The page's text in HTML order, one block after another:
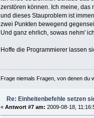
zerstören können. Ich meine, das
und dieses Stauproblem ist
zwei Punkten bewegend
Und ganz ehrlich, sowas nehm'
Hoffe die Programmierer lassen
Frage niemals Fragen, von denen du
Re: Einheitenbefehle setzen
« Antwort #7 am: 2009-08-18,